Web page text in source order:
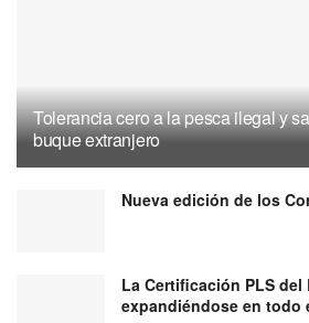
Tolerancia cero a la pesca ilegal y
buque extranjero
Nueva edición de los
La Certificación PLS del
expandiéndose en todo